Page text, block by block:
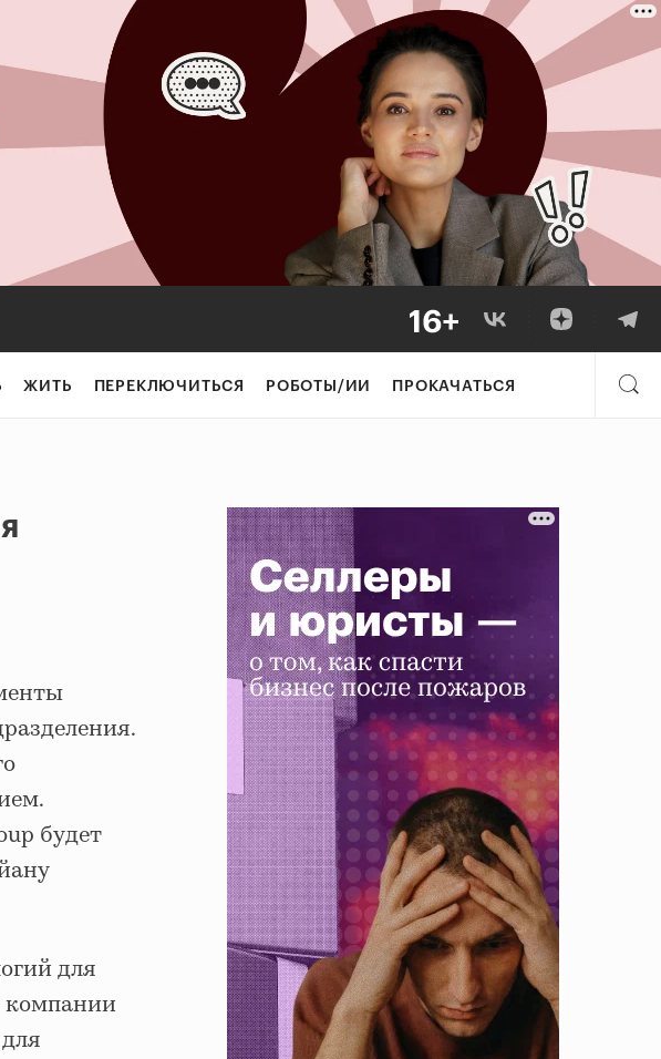
ЖИТЬ ПЕРЕКЛЮЧИТЬСЯ РОБОТЫ/ИИ ПРОКАЧАТЬСЯ
будет
для
компании